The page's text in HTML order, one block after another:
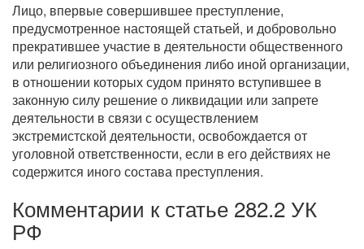
Лицо, впервые совершившее преступление,
предусмотренное настоящей статьей, и добровольно
прекратившее участие в деятельности общественного
или религиозного объединения либо иной организации,
в отношении которых судом принято вступившее в
законную силу решение о ликвидации или запрете
деятельности в связи с осуществлением
экстремистской деятельности, освобождается от
уголовной ответственности, если в его действиях не
содержится иного состава преступления.
Комментарии к статье 282.2 УК
РФ